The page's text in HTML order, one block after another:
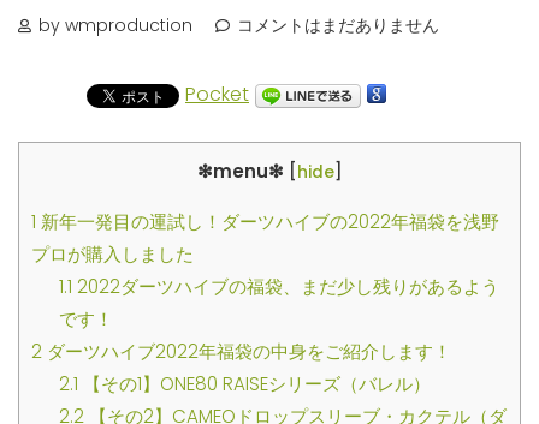
by wmproduction コメントはまだありません
Pocket
❇︎menu❇︎ [hide]
1 新年一発目の運試し！ダーツハイブの2022年福袋を浅野
プロが購入しました
1.1 2022ダーツハイブの福袋、まだ少し残りがあるよう
です！
2 ダーツハイブ2022年福袋の中身をご紹介します！
2.1 【その1】ONE80 RAISEシリーズ（バレル）
2.2【その2】CAMEOドロップスリーブ・カクテル（ダ